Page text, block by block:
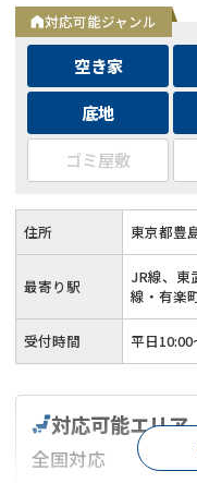
対応可能ジャンル
空き家
底地
ゴミ屋敷
住所 東京都豊
最寄り駅
JR線、東
線・有楽
受付時間 平日10:00
対応可能エリア
全国対応